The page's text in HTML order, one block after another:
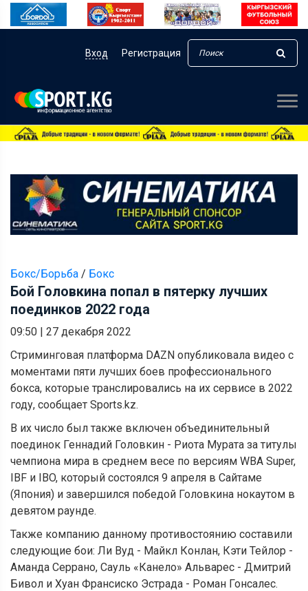
Вход Регистрация
Бокс/Борьба / Бокс
Бой Головкина попал в пятерку лучших
поединков 2022 года
09:50 | 27 декабря 2022
Стриминговая платформа DAZN опубликовала видео с
моментами пяти лучших боев профессионального
бокса, которые транслировались на их сервисе в 2022
году, сообщает Sports.kz.
В их число был также включен объединительный
поединок Геннадий Головкин - Риота Мурата за титулы
чемпиона мира в среднем весе по версиям WBA Super,
IBF и IBO, который состоялся 9 апреля в Сайтаме
(Япония) и завершился победой Головкина нокаутом в
девятом раунде.
Также компанию данному противостоянию составили
следующие бои: Ли Вуд - Майкл Конлан, Кэти Тейлор -
Аманда Серрано, Сауль «Канело» Альварес - Дмитрий
Бивол и Хуан Франсиско Эстрада - Роман Гонсалес.